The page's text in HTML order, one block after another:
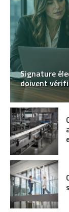
Signature
doivent